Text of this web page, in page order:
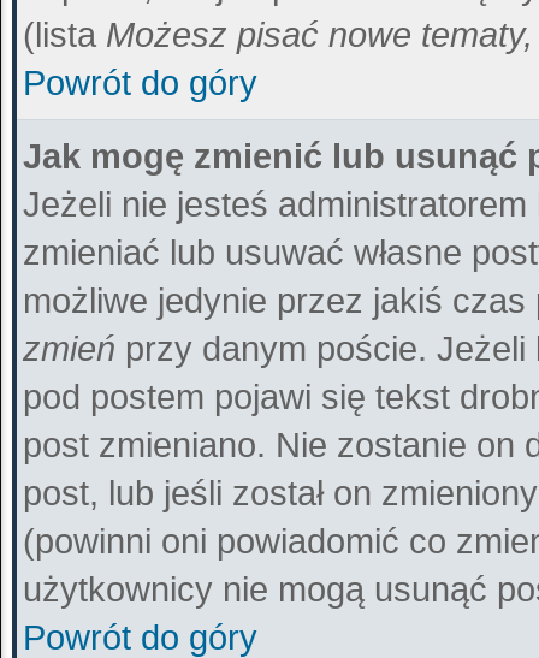
(lista Możesz pisać nowe
Powrót do góry
Jak mogę zmienić lub usunąć
Jeżeli nie jesteś
zmieniać lub usuwać własne
możliwe jedynie przez jakiś
zmień przy danym poście. Jeżeli
pod postem pojawi się tekst
post zmieniano. Nie zostanie on
post, lub jeśli został on
(powinni oni powiadomić co
użytkownicy nie mogą usunąć
Powrót do góry